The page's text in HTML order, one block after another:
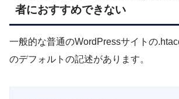
者におすすめできない
一般的な普通のWordPressサイトの
のデフォルトの記述があります。